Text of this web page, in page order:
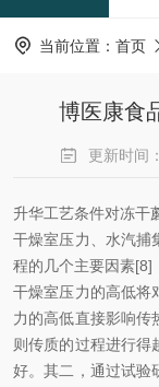
当前位置： 首页
博医康食
更新时间
升华工艺条件对冻干
干燥室压力、水汽捕
程的几个主要因素[8]
干燥室压力的高低将
力的高低直接影响传
则传质的过程进行得
好。其二，通过试验